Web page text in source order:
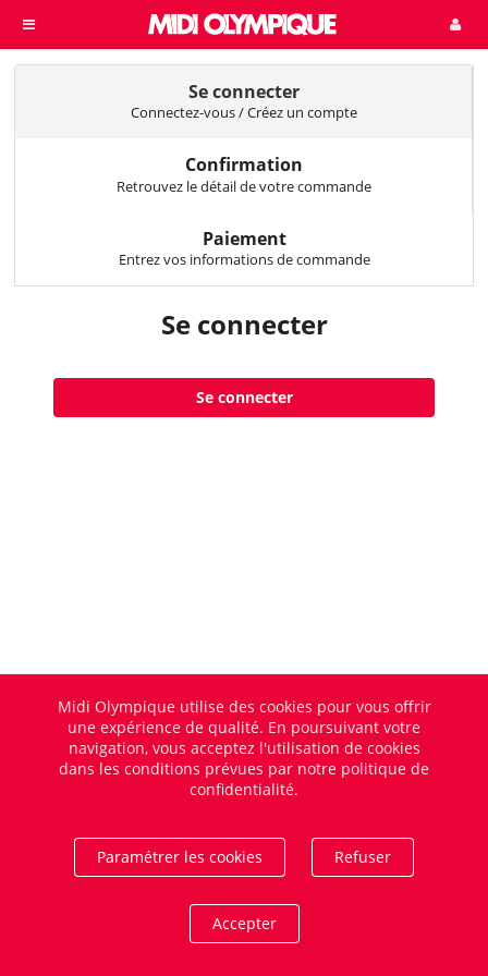
Se connecter
Connectez-vous / Créez un compte
Confirmation
Retrouvez le détail de votre commande
Paiement
Entrez vos informations de commande
Se connecter
Se connecter
Midi Olympique utilise des cookies pour vous offrir
une expérience de qualité. En poursuivant votre
navigation, vous acceptez l'utilisation de cookies
dans les conditions prévues par notre politique de
confidentialité.
Paramétrer les cookies Refuser
Accepter